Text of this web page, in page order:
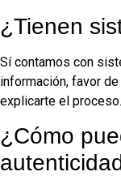
¿Tienen
Sí contamos con
información, favor
explicarte el proceso.
¿Cómo